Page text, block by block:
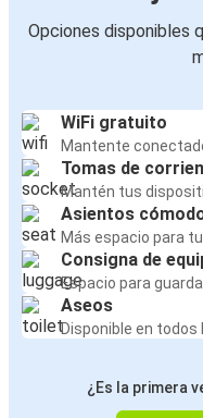
Opciones disponibles
WiFi gratuito
Mantente
Tomas de
Mantén tus
Asientos
Más espacio para
Consigna de
Espacio para
Aseos
Disponible en todos
¿Es la primera